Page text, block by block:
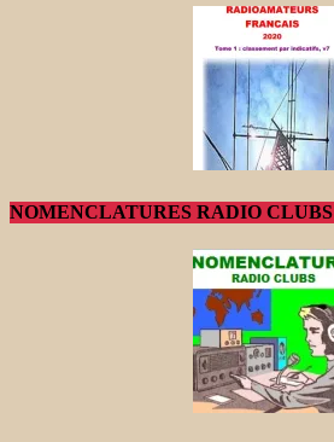
NOMENCLATURES RADIO CLUBS